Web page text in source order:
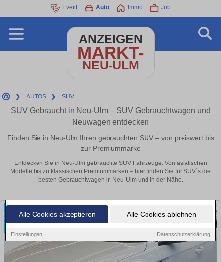
Alle Cookies akzeptieren Alle Cookies ablehnen
Einstellungen Datenschutzerklärung
Event Auto Immo Job
ANZEIGEN
MARKT-
NEU-ULM
❯ AUTOS ❯ SUV
SUV Gebraucht in Neu-Ulm – SUV Gebrauchtwagen und
Neuwagen entdecken
Finden Sie in Neu-Ulm Ihren gebrauchten SUV – von preiswert bis
zur Premiummarke
Entdecken Sie in Neu-Ulm gebrauchte SUV Fahrzeuge. Von asiatischen
Modelle bis zu klassischen Premiummarken – hier finden Sie für SUV´s die
besten Gebrauchtwagen in Neu-Ulm und in der Nähe.